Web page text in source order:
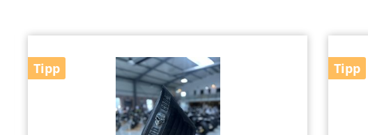
Tipp Tipp